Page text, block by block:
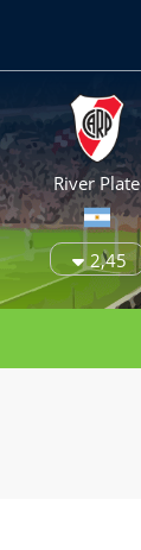
River Plate
2,45